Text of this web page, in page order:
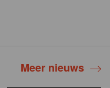
Meer nieuws